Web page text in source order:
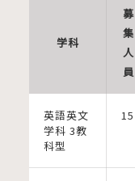
学科
募
集
人
員
英語英文
学科 3教
科型
15